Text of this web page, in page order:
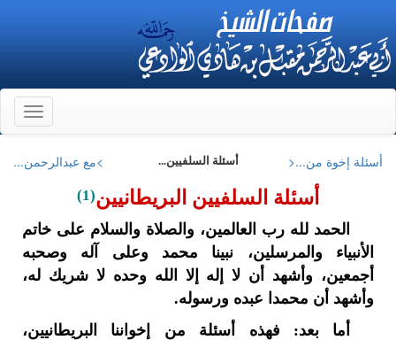
أسئلة إخوة من...<
أسئلة السلفيين... >مع عبدالرحمن...
أسئلة السلفيين البريطانيين(1)
الحمد لله رب العالمين، والصلاة والسلام على خاتم
الأنبياء والمرسلين، نبينا محمد وعلى آله وصحبه
أجمعين، وأشهد أن لا إله إلا الله وحده لا شريك له،
وأشهد أن محمدا عبده ورسوله.
أما بعد: فهذه أسئلة من إخواننا البريطانيين،